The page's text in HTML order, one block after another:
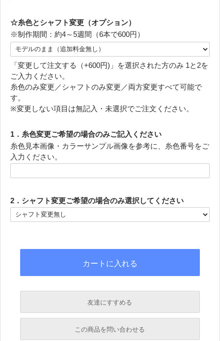
☆糸色とシャフト変更（オプション）
※制作期間：約4～5週間（6本で600円）
「変更して注文する（+600円)」を選択された方のみ 1と2を
ご入力ください。
糸色のみ変更／シャフトのみ変更／両方変更すべて可能で
す。
※変更しない項目は無記入・未選択でご注文ください。
1．糸色変更ご希望の場合のみご記入ください
糸色見本画像・カラーサンプル画像を参考に、糸色番号をご
入力ください。
2．シャフト変更ご希望の場合のみ選択してください
友達にすすめる
必須
この商品を問い合わせる